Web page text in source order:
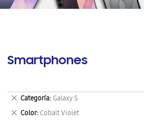
Smartphones
Categoría Galaxy S
Eliminar
este
artículo
Color Cobalt Violet
Eliminar